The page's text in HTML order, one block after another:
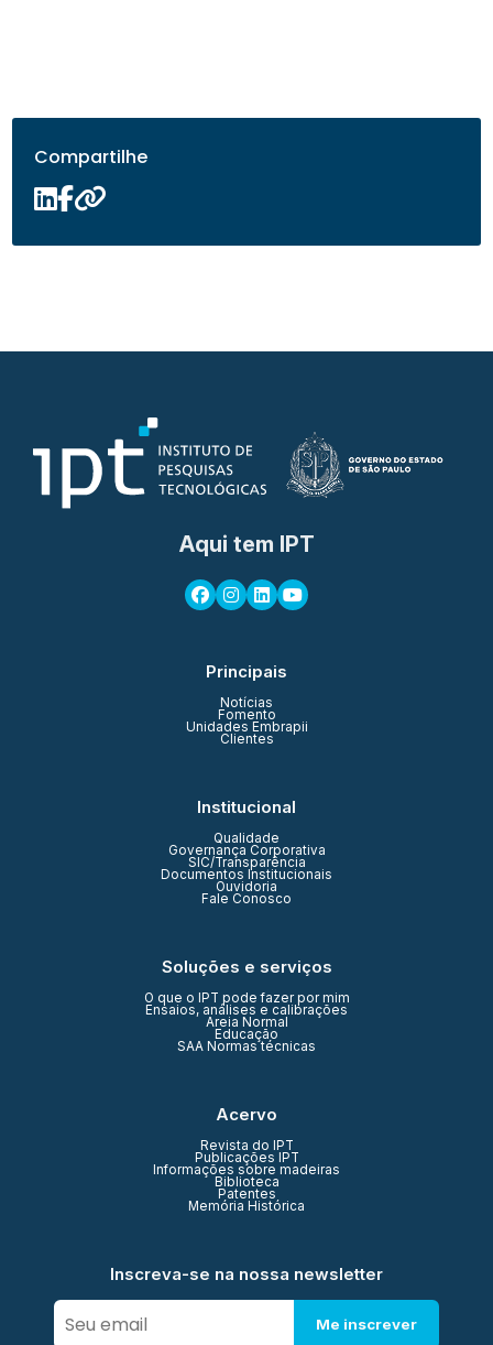
Compartilhe
Aqui tem IPT
Principais
Notícias
Fomento
Unidades Embrapii
Clientes
Institucional
Qualidade
Governança Corporativa
SIC/Transparência
Documentos Institucionais
Ouvidoria
Fale Conosco
Soluções e serviços
O que o IPT pode fazer por mim
Ensaios, análises e calibrações
Areia Normal
Educação
SAA Normas técnicas
Acervo
Revista do IPT
Publicações IPT
Informações sobre madeiras
Biblioteca
Patentes
Memória Histórica
Inscreva-se na nossa newsletter
Me inscrever